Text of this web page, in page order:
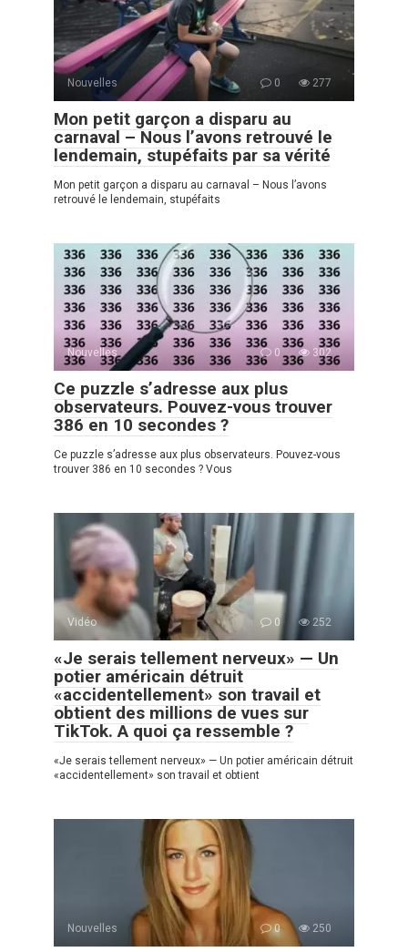
Nouvelles 0 277
Mon petit garçon a disparu au
carnaval – Nous l’avons retrouvé le
lendemain, stupéfaits par sa vérité
Mon petit garçon a disparu au carnaval – Nous l’avons
retrouvé le lendemain, stupéfaits
Nouvelles 0 302
Ce puzzle s’adresse aux plus
observateurs. Pouvez-vous trouver
386 en 10 secondes ?
Ce puzzle s’adresse aux plus observateurs. Pouvez-vous
trouver 386 en 10 secondes ? Vous
Vidéo 0 252
«Je serais tellement nerveux» — Un
potier américain détruit
«accidentellement» son travail et
obtient des millions de vues sur
TikTok. A quoi ça ressemble ?
«Je serais tellement nerveux» — Un potier américain détruit
«accidentellement» son travail et obtient
Nouvelles 0 250